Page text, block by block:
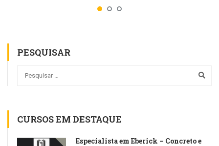
PESQUISAR
CURSOS EM DESTAQUE
Especialista em Eberick – Concreto e